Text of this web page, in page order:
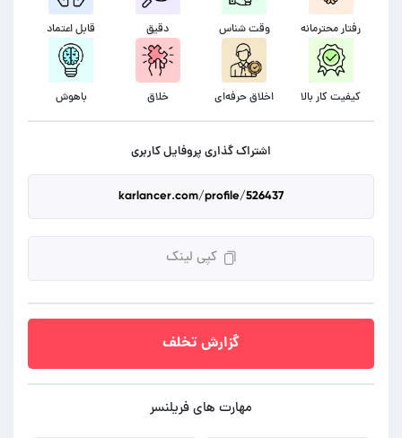
رفتار محترمانه وقت شناس دقیق قابل اعتماد
کیفیت کار بالا اخلاق حرفه‌ای خلاق باهوش
اشتراک گذاری پروفایل کاربری
کپی لینک
گزارش تخلف
مهارت های فریلنسر